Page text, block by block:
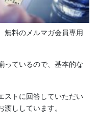
無料のメルマガ会員専用
っているので、基本的な
ストに回答していただい
ししています。